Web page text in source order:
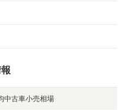
中古車小売相場